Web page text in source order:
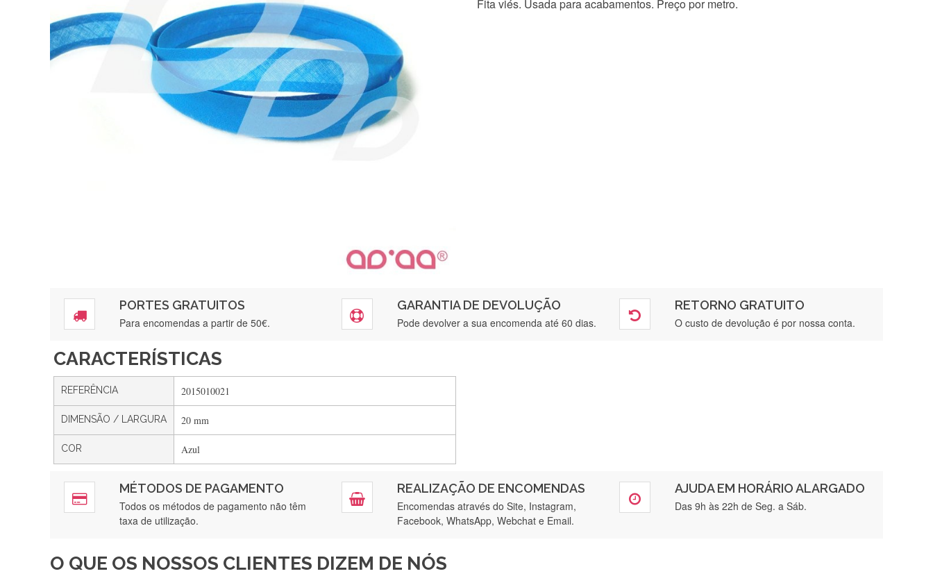
Fita viés. Usada para acabamentos. Preço por metro.
PORTES GRATUITOS
Para encomendas a partir de 50€.
GARANTIA DE DEVOLUÇÃO
Pode devolver a sua encomenda até 60 dias.
RETORNO GRATUITO
O custo de devolução é por nossa conta.
CARACTERÍSTICAS
REFERÊNCIA 2015010021
DIMENSÃO / LARGURA 20 mm
COR Azul
MÉTODOS DE PAGAMENTO
Todos os métodos de pagamento não têm
taxa de utilização.
REALIZAÇÃO DE ENCOMENDAS
Encomendas através do Site, Instagram,
Facebook, WhatsApp, Webchat e Email.
AJUDA EM HORÁRIO ALARGADO
Das 9h às 22h de Seg. a Sáb.
O QUE OS NOSSOS CLIENTES DIZEM DE NÓS
Encomenda direitinha. Rapidez e segurança. Volto a encomendar.
Gostei ,Serviço bastante rápido. recomendo
Rápido, atendimento 5*. Hoje chegará a segunda encomenda feita de muitas certamente❤️
Recebi a minha encomenda, rápida entrega e vinha muito bem protegida para o transporte, muito obrigada , serviço 5 estrelas